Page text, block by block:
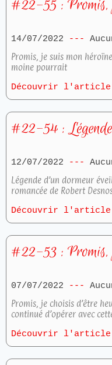
#22-55 : Promis,
14/07/2022
Promis, je suis mon
moine pourrait
Découvrir l'article
#22-54 : Légende
12/07/2022
Légende d’un dormeur
romancée de Robert
Découvrir l'article
#22-53 : Promis,
07/07/2022
Promis, je choisis d’être
continué d’opérer avec
Découvrir l'article